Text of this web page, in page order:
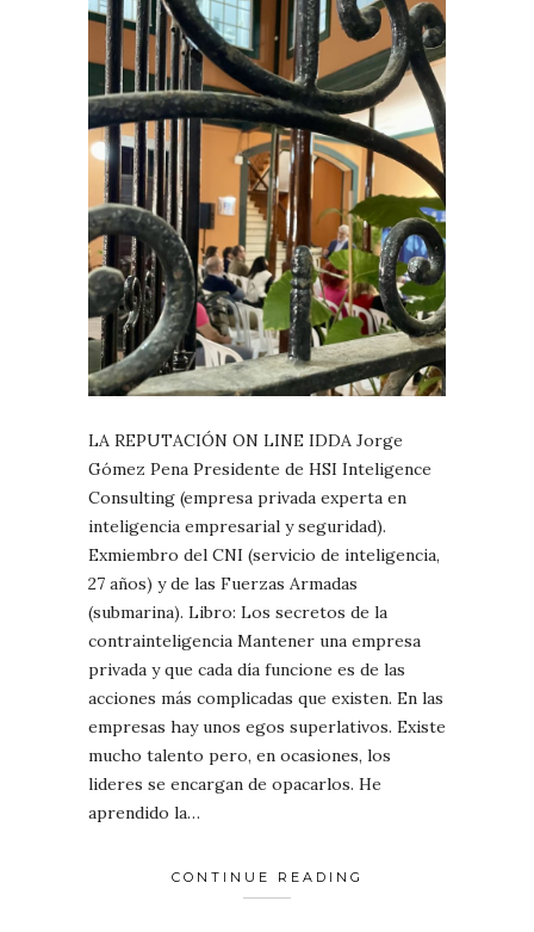
LA REPUTACIÓN ON LINE IDDA Jorge
Gómez Pena Presidente de HSI Inteligence
Consulting (empresa privada experta en
inteligencia empresarial y seguridad).
Exmiembro del CNI (servicio de inteligencia,
27 años) y de las Fuerzas Armadas
(submarina). Libro: Los secretos de la
contrainteligencia Mantener una empresa
privada y que cada día funcione es de las
acciones más complicadas que existen. En las
empresas hay unos egos superlativos. Existe
mucho talento pero, en ocasiones, los
lideres se encargan de opacarlos. He
aprendido la…
CONTINUE READING